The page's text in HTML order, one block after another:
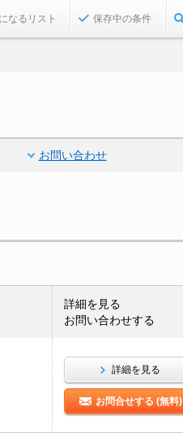
なるリスト 保存中の条件
お問い合わせ
詳細を見る
お問い合わせする
詳細を見る
お問合せする (無料)